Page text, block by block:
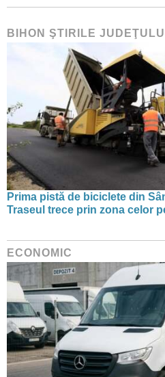
BIHON ŞTIRILE
Prima pistă de biciclete din
Traseul trece prin zona celor
ECONOMIC